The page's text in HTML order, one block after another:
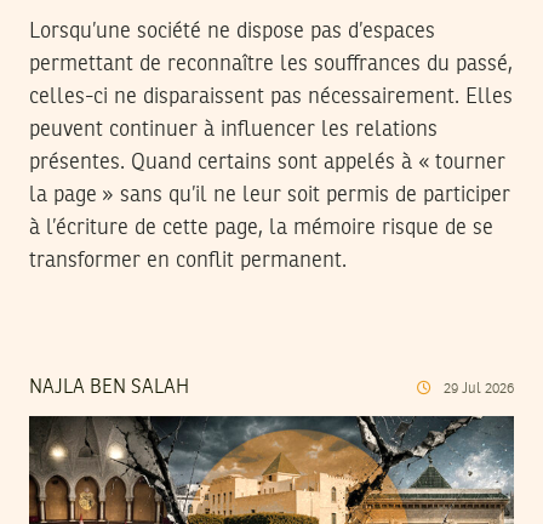
Lorsqu’une société ne dispose pas d’espaces
permettant de reconnaître les souffrances du passé,
celles-ci ne disparaissent pas nécessairement. Elles
peuvent continuer à influencer les relations
présentes. Quand certains sont appelés à « tourner
la page » sans qu’il ne leur soit permis de participer
à l’écriture de cette page, la mémoire risque de se
transformer en conflit permanent.
NAJLA BEN SALAH 29 Jul 2026